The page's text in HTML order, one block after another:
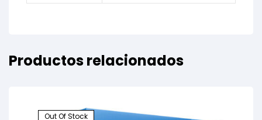
Productos relacionados
Out Of Stock